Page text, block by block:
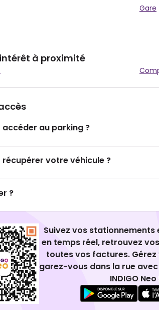
Gare
à proximité
au parking ?
votre véhicule ?
?
Suivez vos
en temps réel, retrouvez
toutes vos factures. Gérez
garez-vous dans la rue
INDIGO Neo